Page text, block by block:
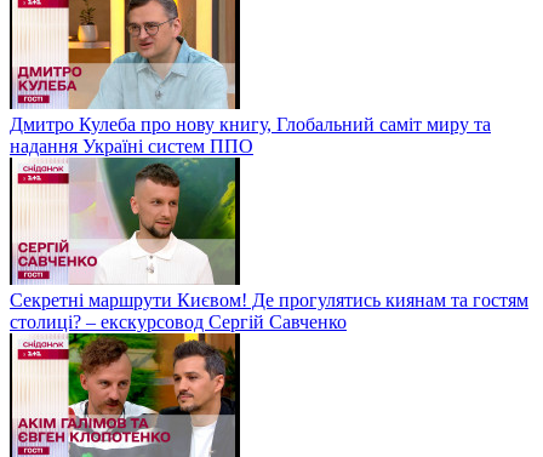
Дмитро Кулеба про нову книгу, Глобальний саміт миру та
надання Україні систем ППО
Секретні маршрути Києвом! Де прогулятись киянам та гостям
столиці? – екскурсовод Сергій Савченко